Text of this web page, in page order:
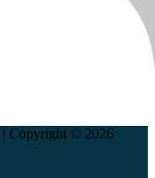
| Copyright © 2026